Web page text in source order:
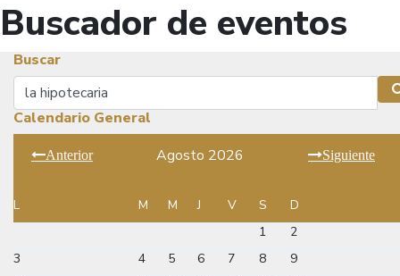
Buscador de eventos
Buscar
Buscar
Calendario General
Anterior Agosto 2026 Siguiente
L M M J V S
D
1
2
3
4 5 6 7 8
9